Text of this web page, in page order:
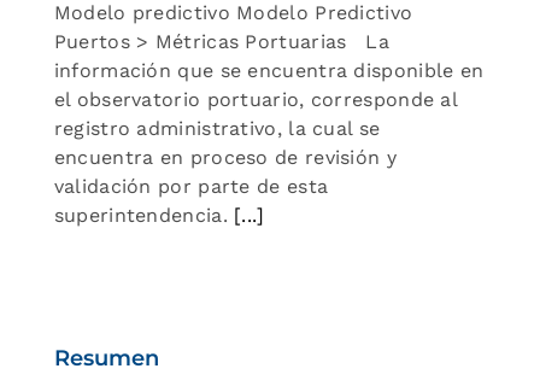
Modelo predictivo Modelo Predictivo
Puertos > Métricas Portuarias La
información que se encuentra disponible en
el observatorio portuario, corresponde al
registro administrativo, la cual se
encuentra en proceso de revisión y
validación por parte de esta
superintendencia. [...]
Resumen